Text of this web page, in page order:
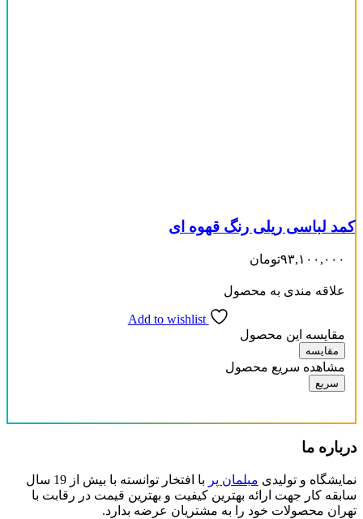
کمد لباسی ریلی رنگ قهوه ای
۹۳,۱۰۰,۰۰۰تومان
علاقه مندی به محصول
Add to wishlist
مقایسه این محصول
مقایسه
مشاهده سریع محصول
سریع
درباره ما
نمایشگاه و تولیدی مبلمان پر
با افتخار توانسته با بیش از 19 سال
سابقه کار جهت ارائه بهترین کیفیت و بهترین قیمت در رقابت با
تهران محصولات خود را به مشتریان عرضه بدارد.